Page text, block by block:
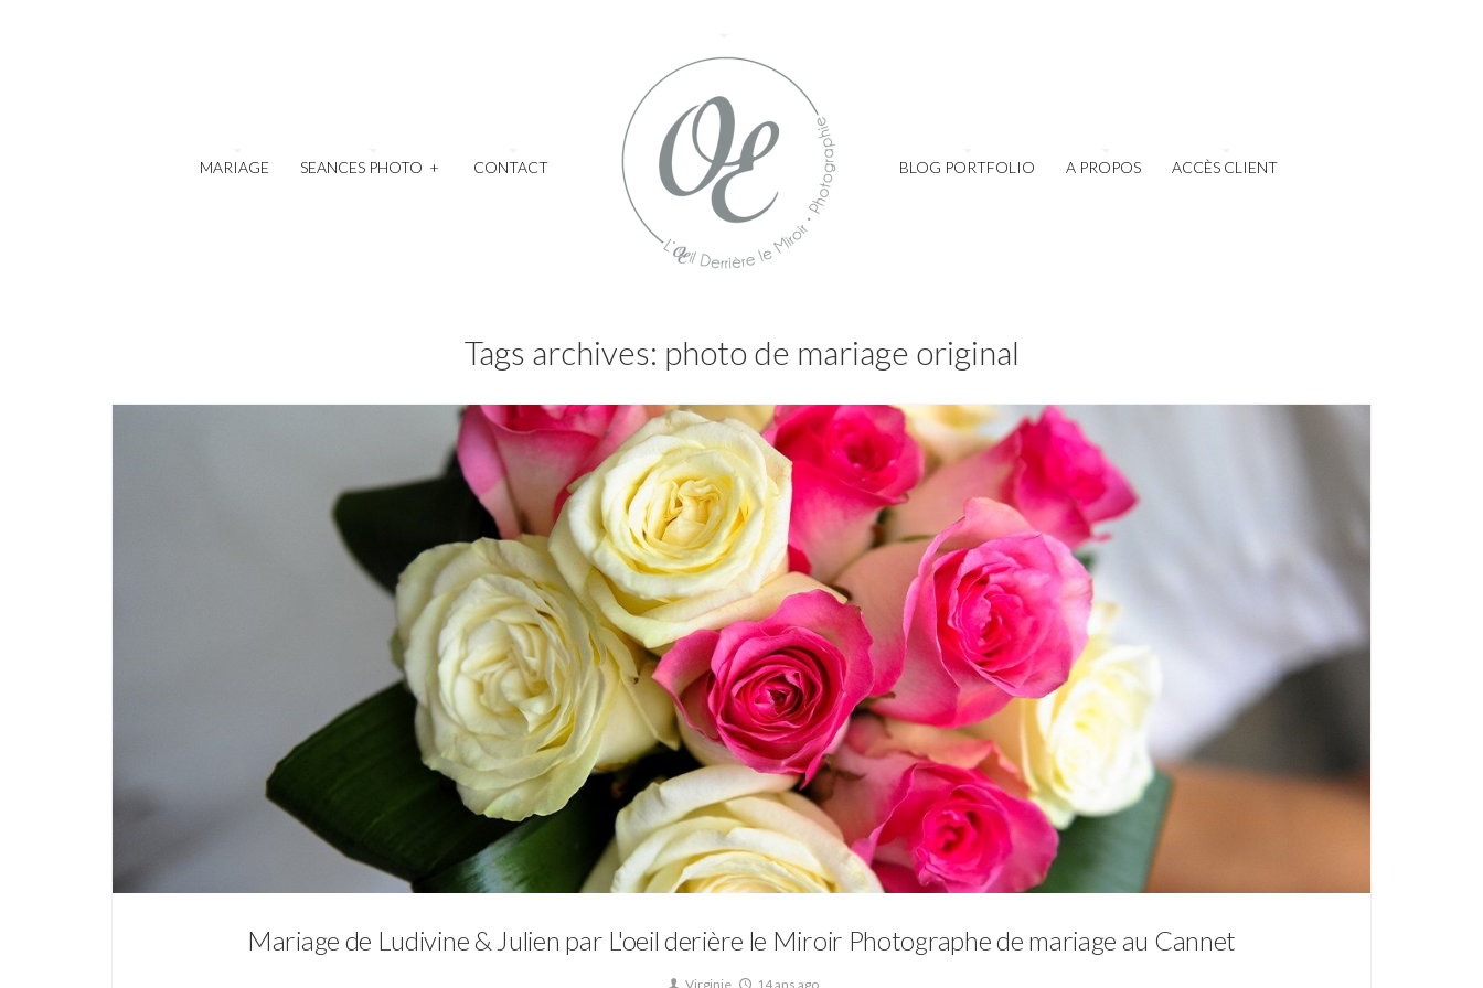
MARIAGE SEANCES PHOTO + CONTACT BLOG PORTFOLIO A PROPOS ACCÈS CLIENT
Tags archives: photo de mariage original
Mariage
Mariage de Ludivine & Julien par L'oeil derière le Miroir Photographe de mariage au Cannet
Virginie 14 ans ago